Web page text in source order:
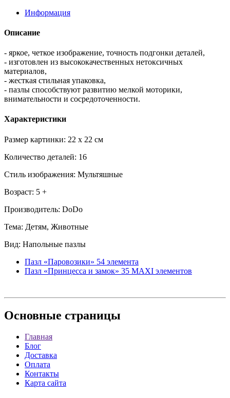
Информация
Описание
- яркое, четкое изображение, точность подгонки деталей,
- изготовлен из высококачественных нетоксичных
материалов,
- жесткая стильная упаковка,
- пазлы способствуют развитию мелкой моторики,
внимательности и сосредоточенности.
Характеристики
Размер картинки: 22 x 22 см
Количество деталей: 16
Стиль изображения: Мультяшные
Возраст: 5 +
Производитель: DoDo
Тема: Детям, Животные
Вид: Напольные пазлы
Пазл «Паровозики» 54 элемента
Пазл «Принцесса и замок» 35 MAXI элементов
Основные страницы
Главная
Блог
Доставка
Оплата
Контакты
Карта сайта